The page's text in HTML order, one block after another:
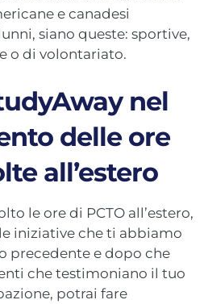
e canadesi
siano queste: sportive,
o di volontariato.
nel
delle ore
all’estero
le ore di PCTO all’estero,
iniziative che ti abbiamo
precedente e dopo che
che testimoniano il tuo
potrai fare